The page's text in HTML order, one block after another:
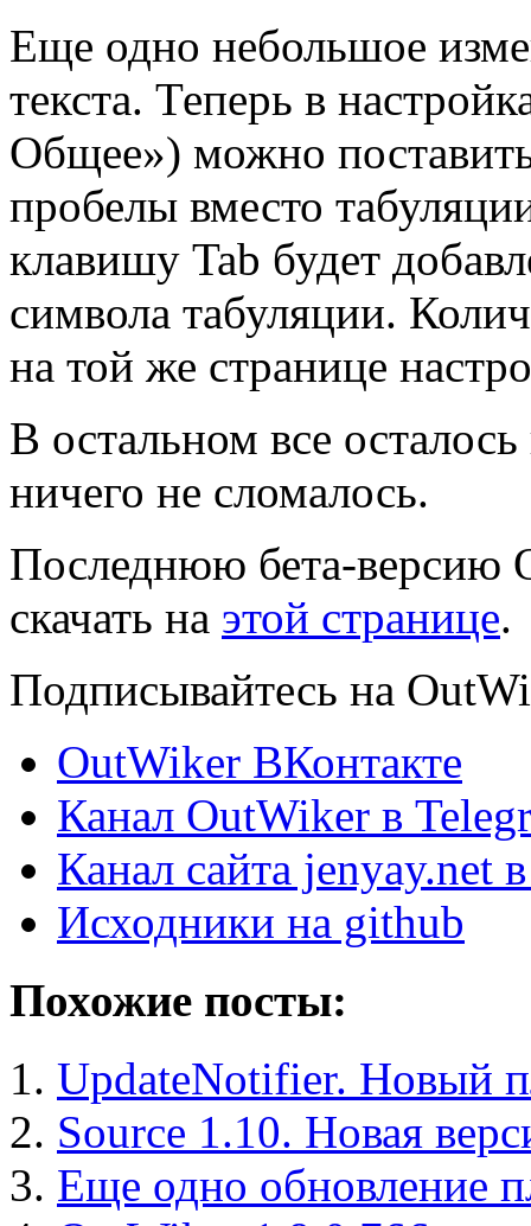
Еще одно небольшое
текста. Теперь в
Общее») можно
пробелы вместо
клавишу Tab будет
символа табуляции.
на той же странице
В остальном все
ничего не сломалось.
Последнюю бета-версию
скачать на этой странице.
Подписывайтесь на
OutWiker ВКонтакте
Канал OutWiker в
Канал сайта jenyay.net
Исходники на github
Похожие посты:
UpdateNotifier. Новый
Source 1.10. Новая
Еще одно обновление